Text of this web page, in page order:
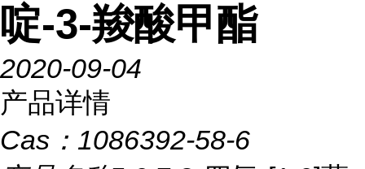
啶-3-羧酸甲酯
2020-09-04
产品详情
Cas： 1086392-58-6